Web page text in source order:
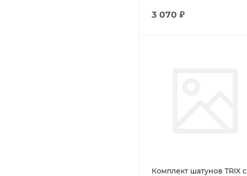
3 070 ₽
Комплект шатунов TRIX с